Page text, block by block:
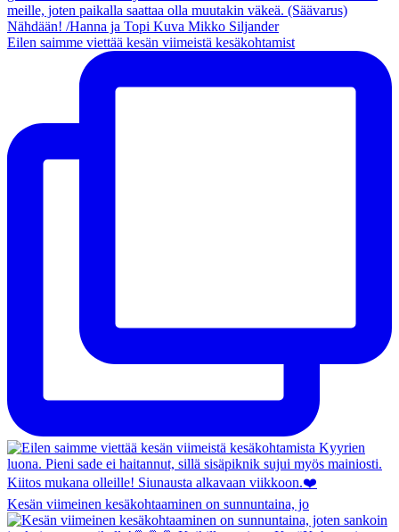
Eilen saimme viettää kesän viimeistä kesäkohtamist
Kesän viimeinen kesäkohtaaminen on sunnuntaina, jo